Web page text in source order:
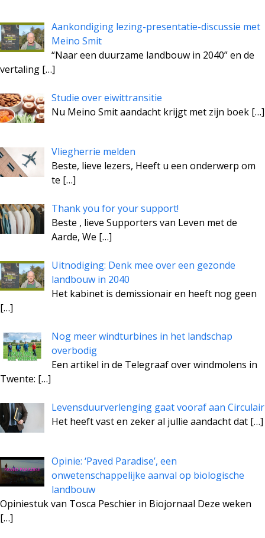
Aankondiging lezing-presentatie-discussie met
Meino Smit
“Naar een duurzame landbouw in 2040” en de
vertaling […]
Studie over eiwittransitie
Nu Meino Smit aandacht krijgt met zijn boek […]
Vliegherrie melden
Beste, lieve lezers, Heeft u een onderwerp om
te […]
Thank you for your support!
Beste , lieve Supporters van Leven met de
Aarde, We […]
Uitnodiging: Denk mee over een gezonde
landbouw in 2040
Het kabinet is demissionair en heeft nog geen
[…]
Nog meer windturbines in het landschap
overbodig
Een artikel in de Telegraaf over windmolens in
Twente: […]
Levensduurverlenging gaat vooraf aan Circulair
Het heeft vast en zeker al jullie aandacht dat […]
Opinie: ‘Paved Paradise’, een
onwetenschappelijke aanval op biologische
landbouw
Opiniestuk van Tosca Peschier in Biojornaal Deze weken
[…]